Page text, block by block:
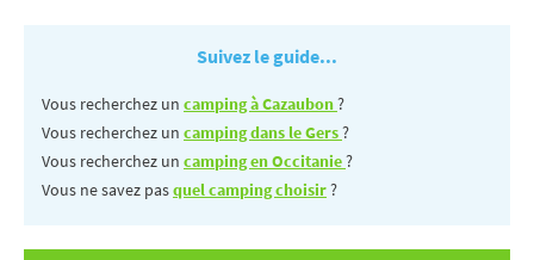
Suivez le guide...
Vous recherchez un camping à Cazaubon?
Vous recherchez un camping dans le Gers?
Vous recherchez un camping en Occitanie?
Vous ne savez pasquel camping choisir?